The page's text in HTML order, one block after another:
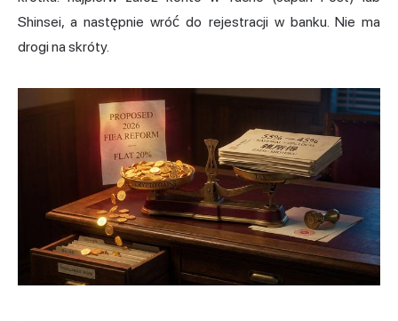
Shinsei, a następnie wróć do rejestracji w banku. Nie ma
drogi na skróty.